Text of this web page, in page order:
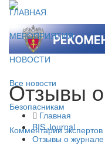
ГЛАВНАЯ
МЕРОПРИЯТИЯ
НОВОСТИ
Все новости
Безопасникам
Комментарии экспертов
Отзывы
Главная
BIS Journal
Отзывы о журнале